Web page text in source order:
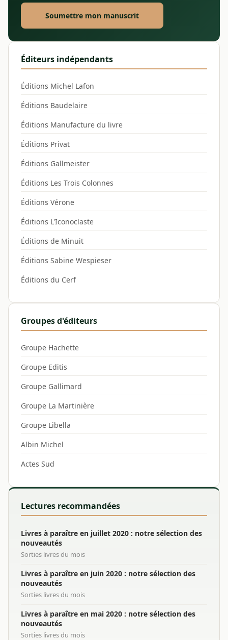
Soumettre mon manuscrit
Éditeurs indépendants
Éditions Michel Lafon
Éditions Baudelaire
Éditions Manufacture du livre
Éditions Privat
Éditions Gallmeister
Éditions Les Trois Colonnes
Éditions Vérone
Éditions L'Iconoclaste
Éditions de Minuit
Éditions Sabine Wespieser
Éditions du Cerf
Groupes d'éditeurs
Groupe Hachette
Groupe Editis
Groupe Gallimard
Groupe La Martinière
Groupe Libella
Albin Michel
Actes Sud
Lectures recommandées
Livres à paraître en juillet 2020 : notre sélection des
nouveautés
Sorties livres du mois
Livres à paraître en juin 2020 : notre sélection des
nouveautés
Sorties livres du mois
Livres à paraître en mai 2020 : notre sélection des
nouveautés
Sorties livres du mois